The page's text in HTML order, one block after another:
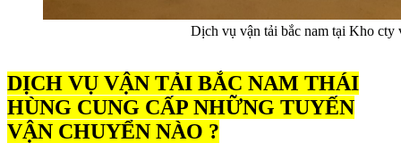
Dịch vụ vận tải bắc nam tại Kho cty
DỊCH VỤ VẬN TẢI BẮC NAM THÁI
HÙNG CUNG CẤP NHỮNG TUYẾN
VẬN CHUYỂN NÀO ?